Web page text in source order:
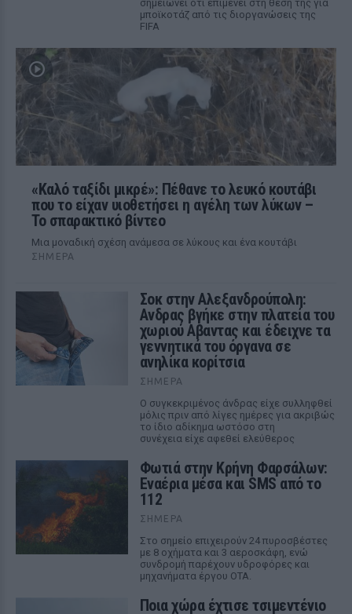
σημειώνει ότι επιμένει στη θέση της για
μποϊκοτάζ από τις διοργανώσεις της
FIFA
«Καλό ταξίδι μικρέ»: Πέθανε το λευκό κουτάβι
που το είχαν υιοθετήσει η αγέλη των λύκων –
Το σπαρακτικό βίντεο
Μια μοναδική σχέση ανάμεσα σε λύκους και ένα κουτάβι
ΣΉΜΕΡΑ
Σοκ στην Αλεξανδρούπολη:
Ανδρας βγήκε στην πλατεία του
χωριού Αβαντας και έδειχνε τα
γεννητικά του όργανα σε
ανηλίκα κορίτσια
ΣΉΜΕΡΑ
Ο συγκεκριμένος άνδρας είχε συλληφθεί
μόλις πριν από λίγες ημέρες για ακριβώς
το ίδιο αδίκημα ωστόσο στη
συνέχεια είχε αφεθεί ελεύθερος
Φωτιά στην Κρήνη Φαρσάλων:
Εναέρια μέσα και SMS από το
112
ΣΉΜΕΡΑ
Στο σημείο επιχειρούν 24 πυροσβέστες
με 8 οχήματα και 3 αεροσκάφη, ενώ
συνδρομή παρέχουν υδροφόρες και
μηχανήματα έργου ΟΤΑ.
Ποια χώρα έχτισε τσιμεντένιο